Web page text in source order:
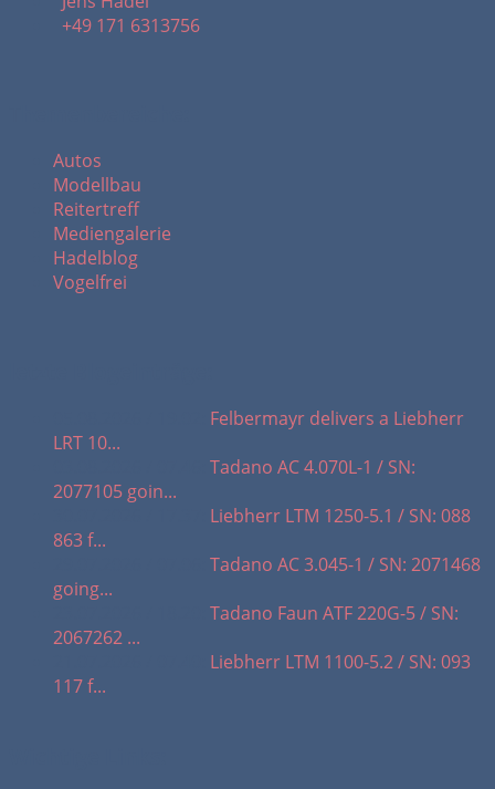
+49 171 6313756
Autos
Modellbau
Reitertreff
Mediengalerie
Hadelblog
Vogelfrei
Felbermayr delivers a Liebherr
LRT 10...
Tadano AC 4.070L-1 / SN:
2077105 goin...
Liebherr LTM 1250-5.1 / SN: 088
863 f...
Tadano AC 3.045-1 / SN: 2071468
going...
Tadano Faun ATF 220G-5 / SN:
2067262 ...
Liebherr LTM 1100-5.2 / SN: 093
117 f...